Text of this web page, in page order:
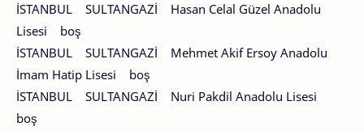
İSTANBUL SULTANGAZİ Hasan Celal Güzel Anadolu
Lisesi boş
İSTANBUL SULTANGAZİ Mehmet Akif Ersoy Anadolu
İmam Hatip Lisesi boş
İSTANBUL SULTANGAZİ Nuri Pakdil Anadolu Lisesi
boş